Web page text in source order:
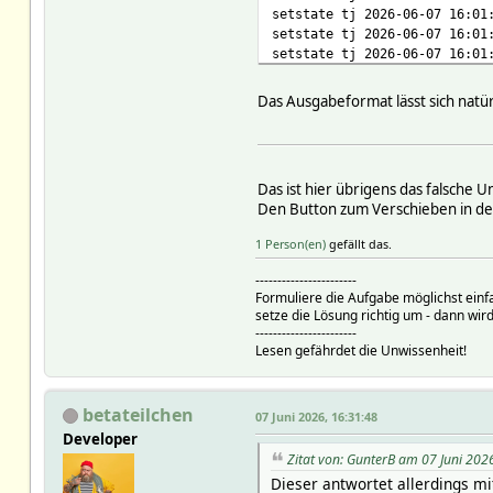
setstate tj 2026-06-07
setstate tj 2026-06-07
setstate tj 2026-06-07
setstate tj 2026-06-07
setstate tj 2026-06-07
setstate tj 2026-06-07
setstate tj 2026-06-07
setstate tj 2026-06-07
setstate tj 2026-06-07
setstate tj 2026-06-07
setstate tj 2026-06-07
setstate tj 2026-06-07
setstate tj 2026-06-07
setstate tj 2026-06-07
setstate tj 2026-06-07
setstate tj 2026-06-07
setstate tj 2026-06-07
setstate tj 2026-06-07
Das Ausgabeformat lässt sich
Das ist hier übrigens das falsche
Den Button zum Verschieben in
1 Person(en)gefällt das.
-----------------------
Formuliere die Aufgabe möglichst
setze die Lösung richtig um - dann
-----------------------
Lesen gefährdet die Unwissenheit!
betateilchen
Developer
07 Juni 2026, 16:31:48
Zitat von: GunterB am 07 Juni
Dieser antwortet allerdings